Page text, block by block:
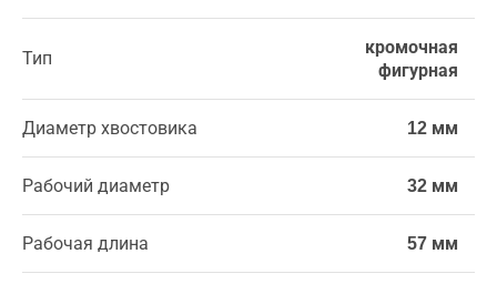
Тип
кромочная
фигурная
Диаметр хвостовика 12 мм
Рабочий диаметр 32 мм
Рабочая длина 57 мм